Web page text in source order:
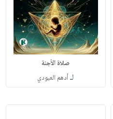
صلاة الأجنة
لـأدهم العبودي